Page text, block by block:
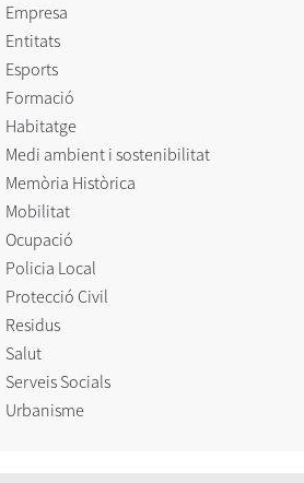
Empresa
Entitats
Esports
Formació
Habitatge
Medi ambient i sostenibilitat
Memòria Històrica
Mobilitat
Ocupació
Policia Local
Protecció Civil
Residus
Salut
Serveis Socials
Urbanisme